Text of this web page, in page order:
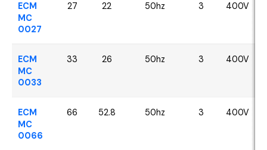
ECM
MC
0027
27 22 50hz 3 400V
ECM
MC
0033
33 26 50hz 3 400V
ECM
MC
0066
66 52.8 50hz 3 400V